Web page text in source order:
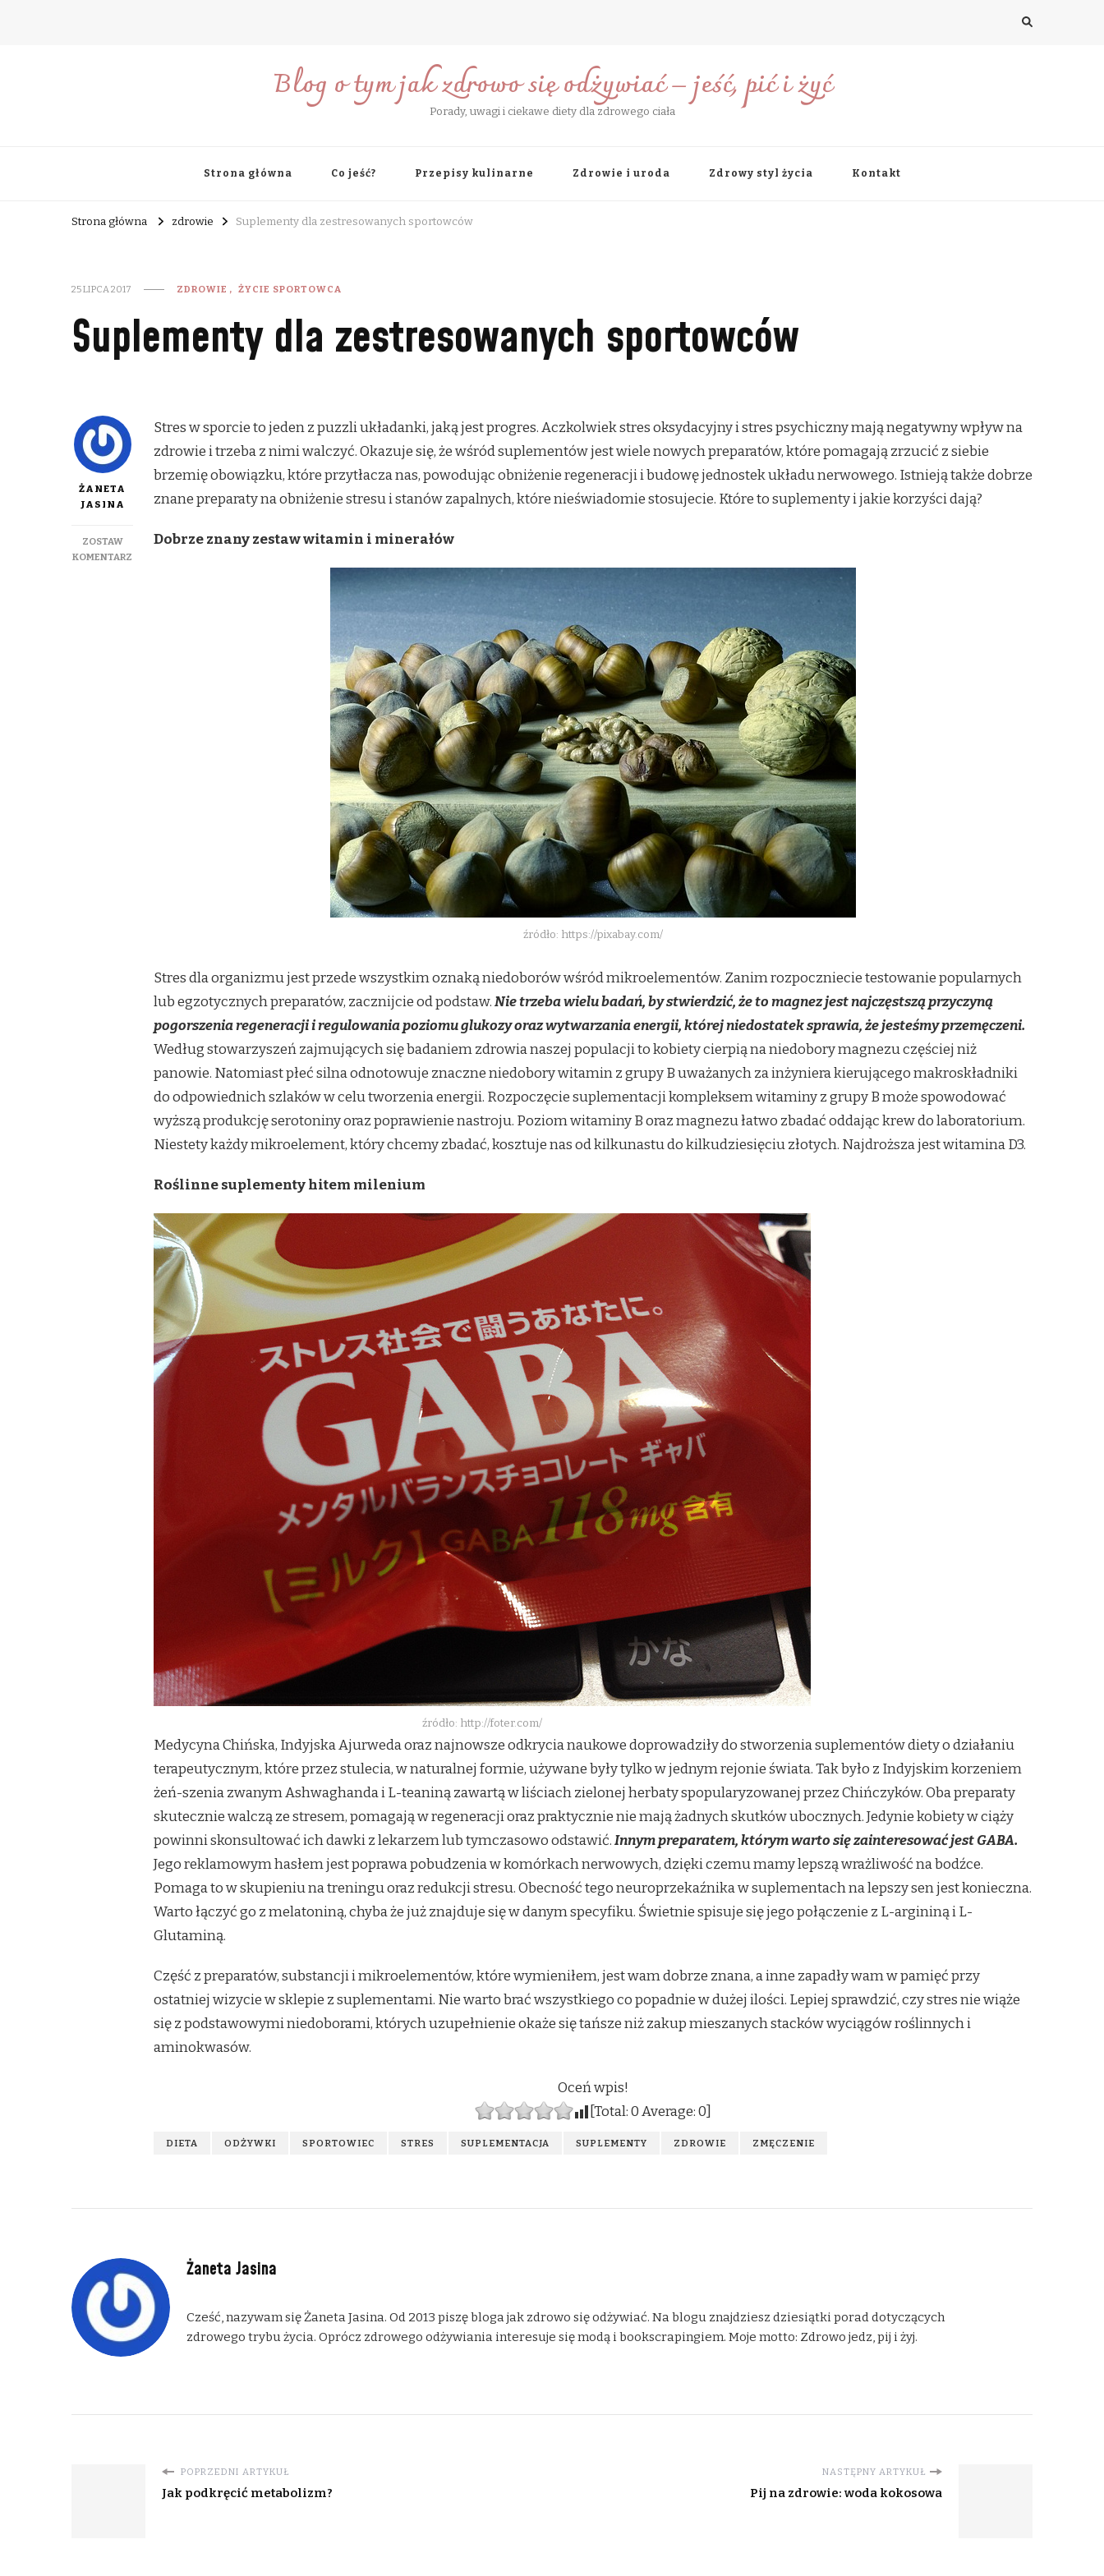
Blog o tym jak zdrowo się odżywiać – jeść, pić i żyć
Porady, uwagi i ciekawe diety dla zdrowego ciała
Strona główna Co jeść? Przepisy kulinarne Zdrowie i uroda Zdrowy styl życia Kontakt
Strona główna zdrowie Suplementy dla zestresowanych sportowców
25 LIPCA 2017 ZDROWIE ŻYCIE SPORTOWCA
Suplementy dla zestresowanych sportowców
ŻANETA
JASINA
ZOSTAW
KOMENTARZ
Stres w sporcie to jeden z puzzli układanki, jaką jest progres. Aczkolwiek stres oksydacyjny i stres psychiczny mają negatywny wpływ na
zdrowie i trzeba z nimi walczyć. Okazuje się, że wśród suplementów jest wiele nowych preparatów, które pomagają zrzucić z siebie
brzemię obowiązku, które przytłacza nas, powodując obniżenie regeneracji i budowę jednostek układu nerwowego. Istnieją także dobrze
znane preparaty na obniżenie stresu i stanów zapalnych, które nieświadomie stosujecie. Które to suplementy i jakie korzyści dają?
Dobrze znany zestaw witamin i minerałów
źródło: https://pixabay.com/
Stres dla organizmu jest przede wszystkim oznaką niedoborów wśród mikroelementów. Zanim rozpoczniecie testowanie popularnych
lub egzotycznych preparatów, zacznijcie od podstaw.Nie trzeba wielu badań, by stwierdzić, że to magnez jest najczęstszą przyczyną
pogorszenia regeneracji i regulowania poziomu glukozy oraz wytwarzania energii, której niedostatek sprawia, że jesteśmy przemęczeni.
Według stowarzyszeń zajmujących się badaniem zdrowia naszej populacji to kobiety cierpią na niedobory magnezu częściej niż
panowie. Natomiast płeć silna odnotowuje znaczne niedobory witamin z grupy B uważanych za inżyniera kierującego makroskładniki
do odpowiednich szlaków w celu tworzenia energii. Rozpoczęcie suplementacji kompleksem witaminy z grupy B może spowodować
wyższą produkcję serotoniny oraz poprawienie nastroju. Poziom witaminy B oraz magnezu łatwo zbadać oddając krew do laboratorium.
Niestety każdy mikroelement, który chcemy zbadać, kosztuje nas od kilkunastu do kilkudziesięciu złotych. Najdroższa jest witamina D3.
Roślinne suplementy hitem milenium
źródło: http://foter.com/
Medycyna Chińska, Indyjska Ajurweda oraz najnowsze odkrycia naukowe doprowadziły do stworzenia suplementów diety o działaniu
terapeutycznym, które przez stulecia, w naturalnej formie, używane były tylko w jednym rejonie świata. Tak było z Indyjskim korzeniem
żeń-szenia zwanym Ashwaghanda i L-teaniną zawartą w liściach zielonej herbaty spopularyzowanej przez Chińczyków. Oba preparaty
skutecznie walczą ze stresem, pomagają w regeneracji oraz praktycznie nie mają żadnych skutków ubocznych. Jedynie kobiety w ciąży
powinni skonsultować ich dawki z lekarzem lub tymczasowo odstawić.Innym preparatem, którym warto się zainteresować jest GABA.
Jego reklamowym hasłem jest poprawa pobudzenia w komórkach nerwowych, dzięki czemu mamy lepszą wrażliwość na bodźce.
Pomaga to w skupieniu na treningu oraz redukcji stresu. Obecność tego neuroprzekaźnika w suplementach na lepszy sen jest konieczna.
Warto łączyć go z melatoniną, chyba że już znajduje się w danym specyfiku. Świetnie spisuje się jego połączenie z L-argininą i L-
Glutaminą.
Część z preparatów, substancji i mikroelementów, które wymieniłem, jest wam dobrze znana, a inne zapadły wam w pamięć przy
ostatniej wizycie w sklepie z suplementami. Nie warto brać wszystkiego co popadnie w dużej ilości. Lepiej sprawdzić, czy stres nie wiąże
się z podstawowymi niedoborami, których uzupełnienie okaże się tańsze niż zakup mieszanych stacków wyciągów roślinnych i
aminokwasów.
Oceń wpis!
[Total:0Average:0
DIETA ODŻYWKI SPORTOWIEC STRES SUPLEMENTACJA SUPLEMENTY ZDROWIE ZMĘCZENIE
Żaneta Jasina
Cześć, nazywam się Żaneta Jasina. Od 2013 piszę bloga jak zdrowo się odżywiać. Na blogu znajdziesz dziesiątki porad dotyczących
zdrowego trybu życia. Oprócz zdrowego odżywiania interesuje się modą i bookscrapingiem. Moje motto: Zdrowo jedz, pij i żyj.
POPRZEDNI ARTYKUŁ
Jak podkręcić metabolizm?
NASTĘPNY ARTYKUŁ
Pij na zdrowie: woda kokosowa